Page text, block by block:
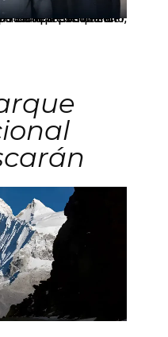
Áncash mediante inversiones en comercio, educación, salud e industria pesquera.